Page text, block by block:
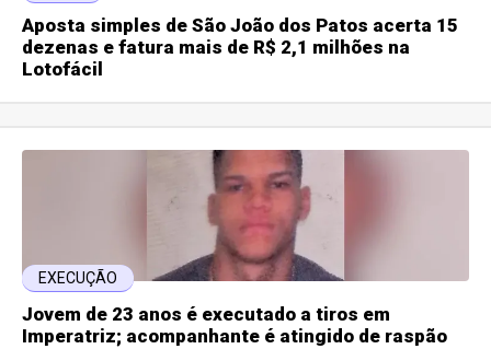
Aposta simples de São João dos Patos acerta 15
dezenas e fatura mais de R$ 2,1 milhões na
Lotofácil
EXECUÇÃO
Jovem de 23 anos é executado a tiros em
Imperatriz; acompanhante é atingido de raspão